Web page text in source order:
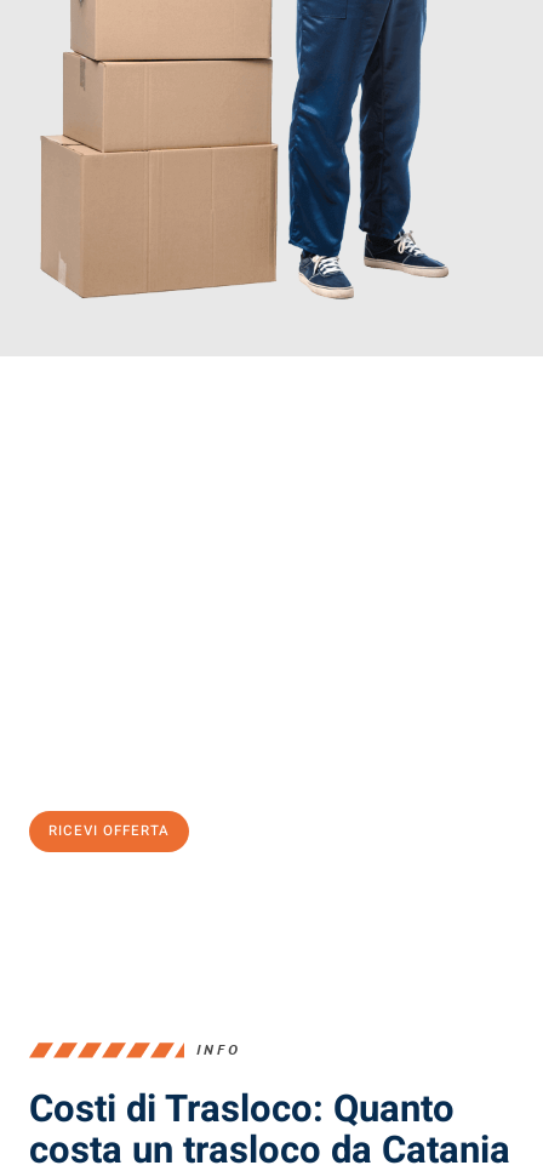
RICEVI OFFERTA
INFO
Costi di Trasloco: Quanto
costa un trasloco da Catania